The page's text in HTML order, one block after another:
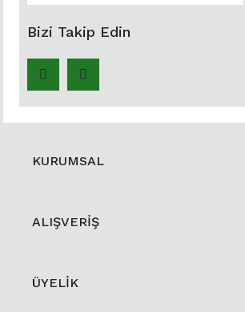
Bizi Takip Edin
KURUMSAL
ALIŞVERİŞ
ÜYELİK